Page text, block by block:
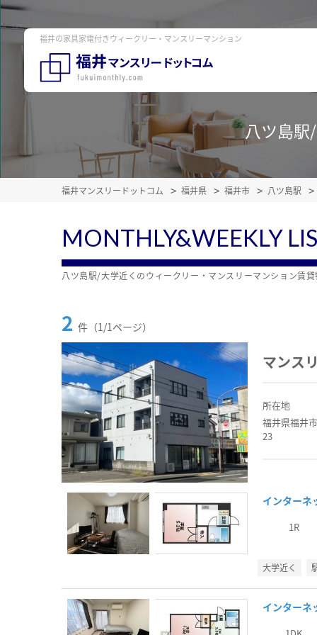
福井の家具家電付きウィークリー・マンスリーマンション
八ツ島駅
福井マンスリードットコム 福井県 福井市 八ツ島駅
MONTHLY&WEEKLY
2 件（1/1ページ）
マンス
所在地
福井県福井
23
インターネ
1R
大学近く
インターネ
八ツ島駅/大学近くのウィークリー・マンスリーマンション賃